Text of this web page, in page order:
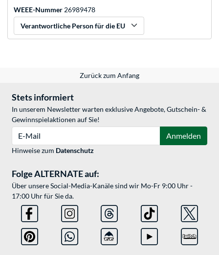
WEEE-Nummer 26989478
Verantwortliche Person für die EU
Zurück zum Anfang
Stets informiert
In unserem Newsletter warten exklusive Angebote, Gutschein- &
Gewinnspielaktionen auf Sie!
Anmelden
Hinweise zum Datenschutz
Folge ALTERNATE auf:
Über unsere Social-Media-Kanäle sind wir Mo-Fr 9:00 Uhr -
17:00 Uhr für Sie da.